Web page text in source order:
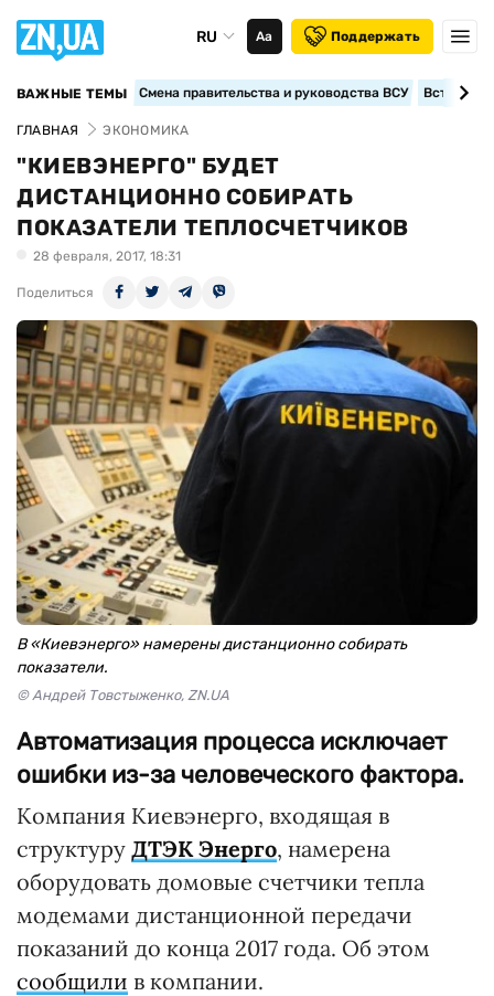
RU Аа Поддержать
ВАЖНЫЕ ТЕМЫ Смена правительства и руководства ВСУ
ГЛАВНАЯ ЭКОНОМИКА
"КИЕВЭНЕРГО" БУДЕТ
ДИСТАНЦИОННО СОБИРАТЬ
ПОКАЗАТЕЛИ ТЕПЛОСЧЕТЧИКОВ
28 февраля, 2017, 18:31
Поделиться
В «Киевэнерго» намерены дистанционно собирать
показатели.
© Андрей Товстыженко, ZN.UA
Автоматизация процесса исключает
ошибки из-за человеческого фактора.
Компания Киевэнерго, входящая в
структуру ДТЭК Энерго, намерена
оборудовать домовые счетчики тепла
модемами дистанционной передачи
показаний до конца 2017 года. Об этом
сообщили в компании.